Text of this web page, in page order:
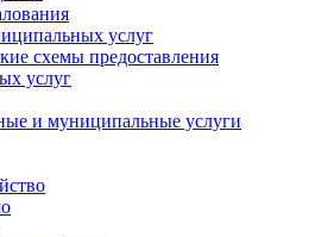
услуг
схемы предоставления
услуг
и муниципальные услуги